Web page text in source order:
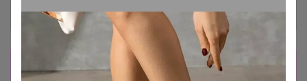
Сбор заказов в данной закупке